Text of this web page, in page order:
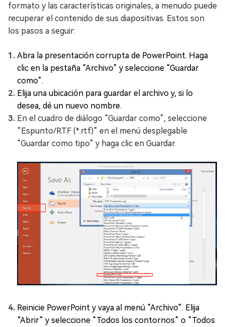
formato y las características originales, a menudo puede
recuperar el contenido de sus diapositivas. Estos son
los pasos a seguir:
Abra la presentación corrupta de PowerPoint. Haga
clic en la pestaña “Archivo” y seleccione “Guardar
como”.
Elija una ubicación para guardar el archivo y, si lo
desea, dé un nuevo nombre.
En el cuadro de diálogo “Guardar como”, seleccione
“Espunto/RTF (*.rtf)” en el menú desplegable
“Guardar como tipo” y haga clic en Guardar.
Reinicie PowerPoint y vaya al menú “Archivo”. Elija
“Abrir” y seleccione “Todos los contornos” o “Todos